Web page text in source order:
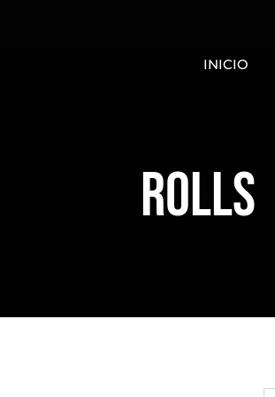
INICIO
ROLLS